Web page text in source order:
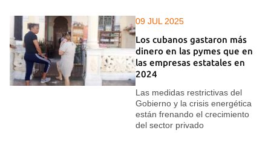
09 JUL 2025
Los cubanos gastaron más
dinero en las pymes que en
las empresas estatales en
2024
Las medidas restrictivas del
Gobierno y la crisis energética
están frenando el crecimiento
del sector privado